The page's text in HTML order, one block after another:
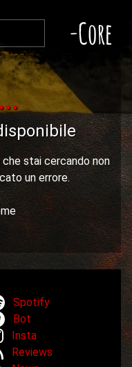
-Core
stai cercando non
un errore.
Spotify
Bot
Insta
Reviews